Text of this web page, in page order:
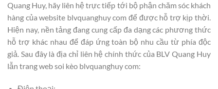
Quang Huy, hãy liên hệ trực tiếp tới bộ phận chăm sóc khách
hàng của website blvquanghuy com để được hỗ trợ kịp thời.
Hiện nay, nền tảng đang cung cấp đa dạng các phương thức
hỗ trợ khác nhau để đáp ứng toàn bộ nhu cầu từ phía độc
giả. Sau đây là địa chỉ liên hệ chính thức của BLV Quang Huy
lẫn trang web soi kèo blvquanghuy com: